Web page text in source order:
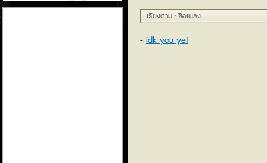
แอมป์หูฟัง เรียงตาม : ชื่อเพลง
idk you yet